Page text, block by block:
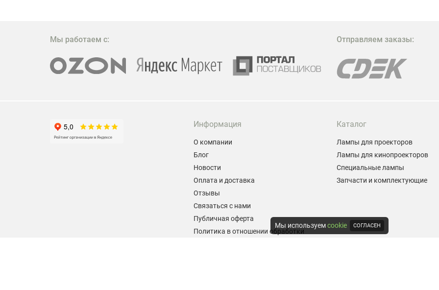
эффективных и бюджетных способов стать
проектора.
Мы работаем с: Отправляем заказы:
Информация
О компании
Блог
Новости
Оплата и доставка
Отзывы
Связаться с нами
Публичная оферта
Политика в отношении обработки
Каталог
Лампы для проекторов
Лампы для кинопроекторов
Специальные лампы
Запчасти и комплектующие
Мы используемcookie СОГЛАСЕН